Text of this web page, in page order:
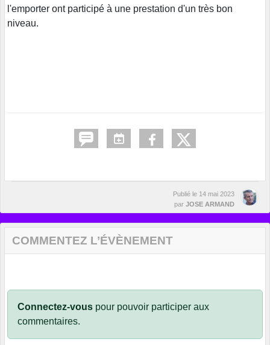
l'emporter ont participé à une prestation d'un très bon
niveau.
Publié le 14 mai 2023
par JOSE ARMAND
COMMENTEZ L’ÉVÈNEMENT
Connectez-vous pour pouvoir participer aux
commentaires.